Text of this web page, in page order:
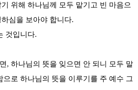
위해 하나님께 모두 맡기고 빈 마음으
심을 보아야 합니다.
것입니다.
, 하나님의 뜻을 잊으면 안 되니 모두 말
으로 하나님의 뜻을 이루기를 주 예수 그